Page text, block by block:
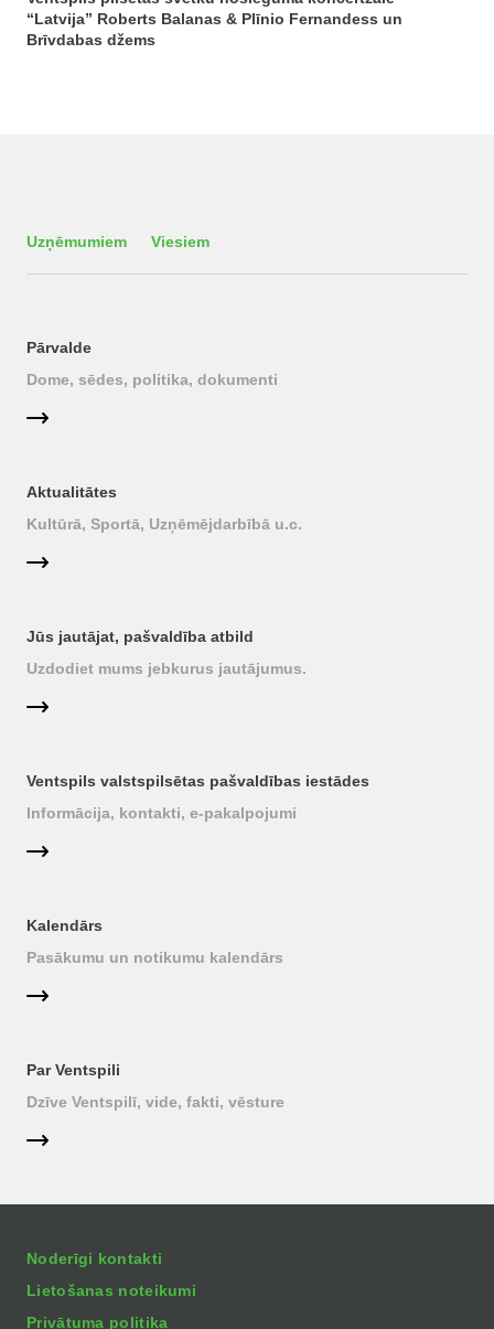
“Latvija” Roberts Balanas & Plīnio Fernandess un
Brīvdabas džems
Uzņēmumiem Viesiem
Pārvalde
Dome, sēdes, politika, dokumenti
Aktualitātes
Kultūrā, Sportā, Uzņēmējdarbībā u.c.
Jūs jautājat, pašvaldība atbild
Uzdodiet mums jebkurus jautājumus.
Ventspils valstspilsētas pašvaldības iestādes
Informācija, kontakti, e-pakalpojumi
Kalendārs
Pasākumu un notikumu kalendārs
Par Ventspili
Dzīve Ventspilī, vide, fakti, vēsture
Noderīgi kontakti
Lietošanas noteikumi
Privātuma politika